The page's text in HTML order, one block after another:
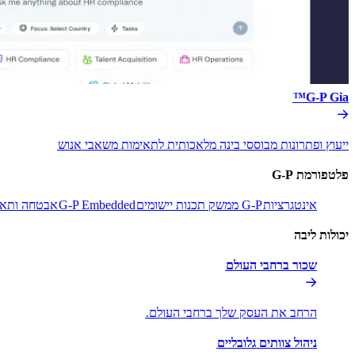
G-P Gia™​​
ייעוץ ופתרונות מבוססי בינה מלאכותית לתאימות משאבי אנוש​​
פלטפורמת G-P​​
אינטגרציות​​G-P ממשק תכנות יישומים​​ G-P Embedded​​אבטחה
יכולות ליבה​​
שכור ברחבי העולם​​
הרחב את העסק שלך ברחבי העולם.​​
ניהול צוותים גלובליים​​